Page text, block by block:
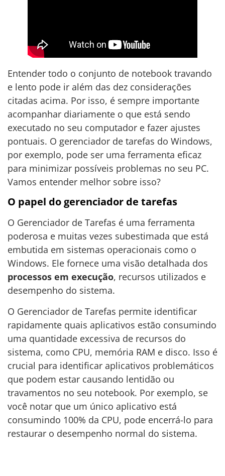
Entender todo o conjunto de notebook travando
e lento pode ir além das dez considerações
citadas acima. Por isso, é sempre importante
acompanhar diariamente o que está sendo
executado no seu computador e fazer ajustes
pontuais. O gerenciador de tarefas do Windows,
por exemplo, pode ser uma ferramenta eficaz
para minimizar possíveis problemas no seu PC.
Vamos entender melhor sobre isso?
O papel do gerenciador de tarefas
O Gerenciador de Tarefas é uma ferramenta
poderosa e muitas vezes subestimada que está
embutida em sistemas operacionais como o
Windows. Ele fornece uma visão detalhada dos
processos em execução, recursos utilizados e
desempenho do sistema.
O Gerenciador de Tarefas permite identificar
rapidamente quais aplicativos estão consumindo
uma quantidade excessiva de recursos do
sistema, como CPU, memória RAM e disco. Isso é
crucial para identificar aplicativos problemáticos
que podem estar causando lentidão ou
travamentos no seu notebook. Por exemplo, se
você notar que um único aplicativo está
consumindo 100% da CPU, pode encerrá-lo para
restaurar o desempenho normal do sistema.